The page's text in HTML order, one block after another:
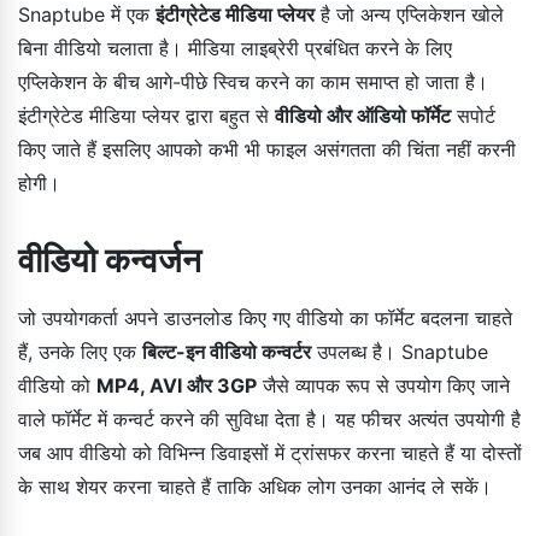
Snaptube में एकइंटीग्रेटेड मीडिया प्लेयरहै जो अन्य एप्लिकेशन खोले
बिना वीडियो चलाता है। मीडिया लाइब्रेरी प्रबंधित करने के लिए
एप्लिकेशन के बीच आगे-पीछे स्विच करने का काम समाप्त हो जाता है।
इंटीग्रेटेड मीडिया प्लेयर द्वारा बहुत सेवीडियो और ऑडियो फॉर्मेटसपोर्ट
किए जाते हैं इसलिए आपको कभी भी फाइल असंगतता की चिंता नहीं करनी
होगी।
वीडियो कन्वर्जन
जो उपयोगकर्ता अपने डाउनलोड किए गए वीडियो का फॉर्मेट बदलना चाहते
हैं, उनके लिए एकबिल्ट-इन वीडियो कन्वर्टरउपलब्ध है। Snaptube
वीडियो को MP4, AVI और 3GP जैसे व्यापक रूप से उपयोग किए जाने
वाले फॉर्मेट में कन्वर्ट करने की सुविधा देता है। यह फीचर अत्यंत उपयोगी है
जब आप वीडियो को विभिन्न डिवाइसों में ट्रांसफर करना चाहते हैं या दोस्तों
के साथ शेयर करना चाहते हैं ताकि अधिक लोग उनका आनंद ले सकें।